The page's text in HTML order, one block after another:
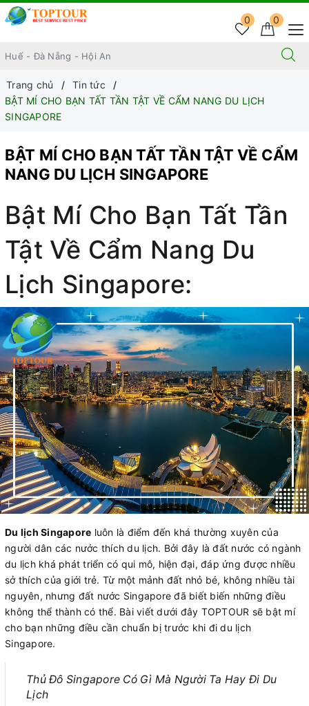
0
0
Trang chủ
Tin tức
BẬT MÍ CHO BẠN TẤT TẦN TẬT VỀ CẨM NANG DU LỊCH
SINGAPORE
BẬT MÍ CHO BẠN TẤT TẦN TẬT VỀ CẨM
NANG DU LỊCH SINGAPORE
Bật Mí Cho Bạn Tất Tần
Tật Về Cẩm Nang Du
Lịch Singapore:
Du lịch Singapore luôn là điểm đến khá thường xuyên của
người dân các nước thích du lịch. Bởi đây là đất nước có ngành
du lịch khá phát triển có qui mô, hiện đại, đáp ứng được nhiều
sở thích của giới trẻ. Từ một mảnh đất nhỏ bé, không nhiều tài
nguyên, nhưng đất nước Singapore đã biết biến những điều
không thể thành có thể. Bài viết dưới đây TOPTOUR sẽ bật mí
cho bạn những điều cần chuẩn bị trước khi đi du lịch
Singapore.
Thủ Đô Singapore Có Gì Mà Người Ta Hay Đi Du
Lịch